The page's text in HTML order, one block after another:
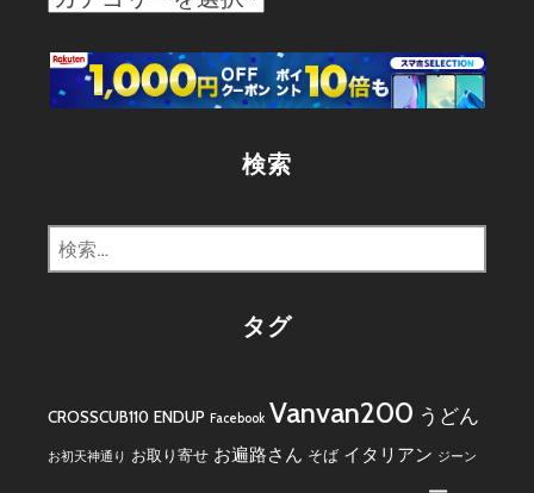
ゴ
リ
検索
検
索:
タグ
CROSSCUB110 ENDUP Facebook Vanvan200 うどん
お初天神通り お取り寄せ お遍路さん そば イタリアン ジーン